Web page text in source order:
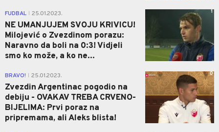
FUDBAL 25.01.2023.
NE UMANJUJEM SVOJU KRIVICU!
Milojević o Zvezdinom porazu:
Naravno da boli na 0:3! Vidjeli
smo ko može, a ko ne...
1
BRAVO! 25.01.2023.
Zvezdin Argentinac pogodio na
debiju - OVAKAV TREBA CRVENO-
BIJELIMA: Prvi poraz na
pripremama, ali Aleks blista!
0